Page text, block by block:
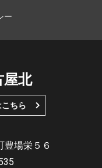
ー
屋北
ちら
豊場栄５６